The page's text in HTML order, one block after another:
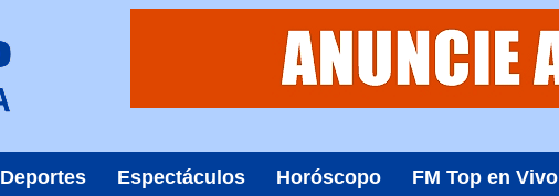
Deportes Espectáculos Horóscopo FM Top en Vivo